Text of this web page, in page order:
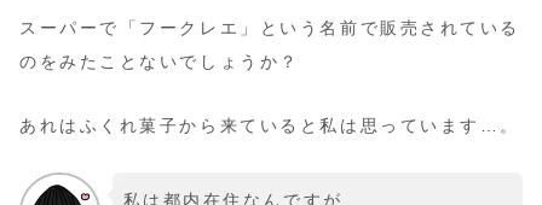
スーパーで「フークレエ」という名前で販売されている
のをみたことないでしょうか？
あれはふくれ菓子から来ていると私は思っています…。
私は都内在住なんですが